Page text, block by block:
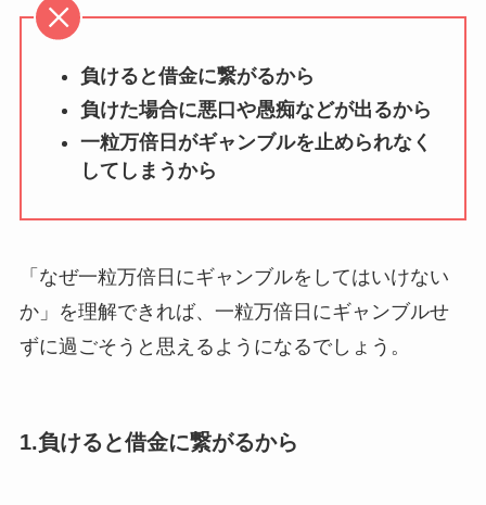
負けると借金に繋がるから
負けた場合に悪口や愚痴などが出るから
一粒万倍日がギャンブルを止められなく
してしまうから
「なぜ一粒万倍日にギャンブルをしてはいけない
か」を理解できれば、一粒万倍日にギャンブルせ
ずに過ごそうと思えるようになるでしょう。
1.負けると借金に繋がるから